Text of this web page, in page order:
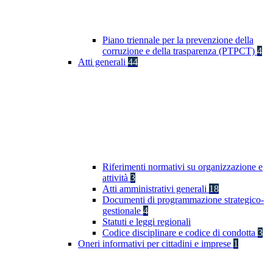
Piano triennale per la prevenzione della
corruzione e della trasparenza (PTPCT) 4
Atti generali 44
Riferimenti normativi su organizzazione e
attività 3
Atti amministrativi generali 18
Documenti di programmazione strategico-
gestionale 4
Statuti e leggi regionali
Codice disciplinare e codice di condotta 3
Oneri informativi per cittadini e imprese 1